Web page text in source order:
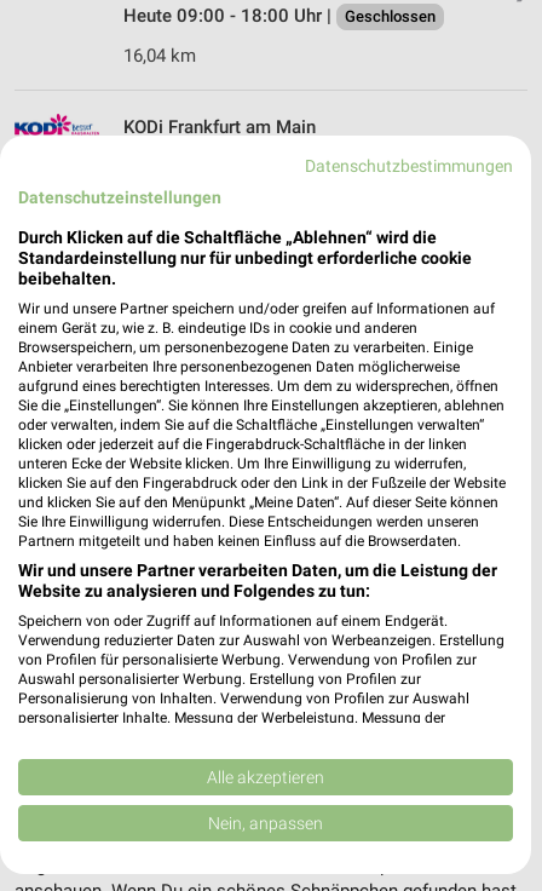
Heute 09:00 - 18:00 Uhr |
Geschlossen
16,04 km
KODi Frankfurt am Main
17,44 km
KODi Filiale in Hofheim am Taunus
Egal ob Adresse, Öffnungszeiten oder Route, hier findest Du
alles zur KODi Filiale in Hofheim am Taunus. Die aktuellsten
Datenschutzbestimmungen
Datenschutzeinstellungen
Durch Klicken auf die Schaltfläche „Ablehnen“ wird die
Standardeinstellung nur für unbedingt erforderliche cookie
beibehalten.
Wir und unsere Partner speichern und/oder greifen auf Informationen auf
einem Gerät zu, wie z. B. eindeutige IDs in cookie und anderen
Browserspeichern, um personenbezogene Daten zu verarbeiten. Einige
Anbieter verarbeiten Ihre personenbezogenen Daten möglicherweise
aufgrund eines berechtigten Interesses. Um dem zu widersprechen, öffnen
Sie die „Einstellungen“. Sie können Ihre Einstellungen akzeptieren, ablehnen
oder verwalten, indem Sie auf die Schaltfläche „Einstellungen verwalten“
klicken oder jederzeit auf die Fingerabdruck-Schaltfläche in der linken
unteren Ecke der Website klicken. Um Ihre Einwilligung zu widerrufen,
klicken Sie auf den Fingerabdruck oder den Link in der Fußzeile der Website
und klicken Sie auf den Menüpunkt „Meine Daten“. Auf dieser Seite können
Sie Ihre Einwilligung widerrufen. Diese Entscheidungen werden unseren
Partnern mitgeteilt und haben keinen Einfluss auf die Browserdaten.
Wir und unsere Partner verarbeiten Daten, um die Leistung der
Website zu analysieren und Folgendes zu tun:
Speichern von oder Zugriff auf Informationen auf einem Endgerät.
Verwendung reduzierter Daten zur Auswahl von Werbeanzeigen. Erstellung
von Profilen für personalisierte Werbung. Verwendung von Profilen zur
Auswahl personalisierter Werbung. Erstellung von Profilen zur
Personalisierung von Inhalten. Verwendung von Profilen zur Auswahl
personalisierter Inhalte. Messung der Werbeleistung. Messung der
Kombinationen von Daten aus verschiedenen Quellen. Entwicklung und
Verbesserung der Angebote. Verwendung reduzierter Daten zur Auswahl
von Inhalten.
Daten können außerhalb der Europäischen Union weitergegeben und in die
USA gesendet werden.
Website/App.
Alle akzeptieren
Nein, anpassen